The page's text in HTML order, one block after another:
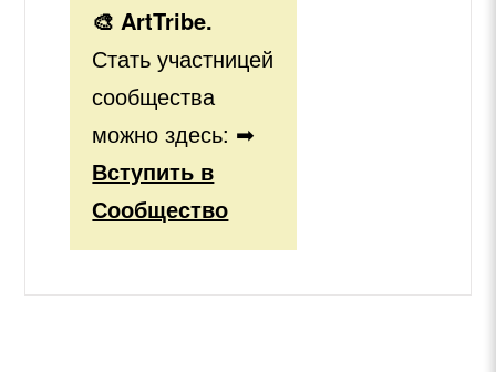
🎨 ArtTribe.
Стать участницей
сообщества
можно здесь: ➡
Вступить в
Сообщество